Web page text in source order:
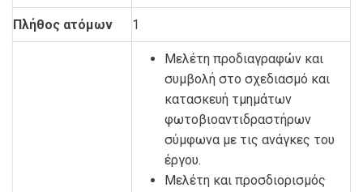
Πλήθος ατόμων 1
Μελέτη προδιαγραφών και
συμβολή στο σχεδιασμό και
κατασκευή τμημάτων
φωτοβιοαντιδραστήρων
σύμφωνα με τις ανάγκες του
έργου.
Μελέτη και προσδιορισμός